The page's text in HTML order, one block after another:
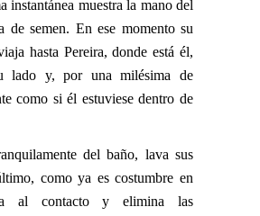
instantánea muestra la mano del
de semen. En ese momento su
hasta Pereira, donde está él,
lado y, por una milésima de
como si él estuviese dentro de
del baño, lava sus
como ya es costumbre en
al contacto y elimina las